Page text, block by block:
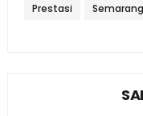
Prestasi